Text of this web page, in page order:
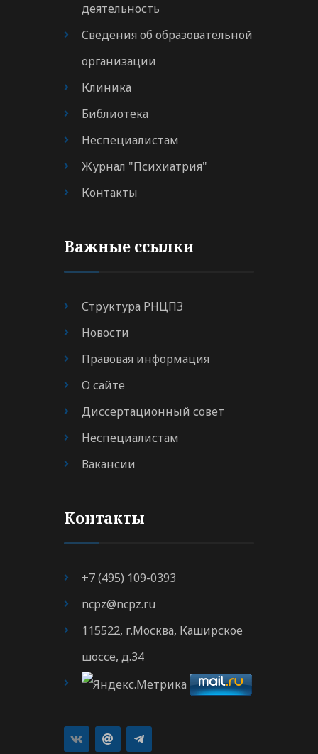
деятельность
Сведения об образовательной
организации
Клиника
Библиотека
Неспециалистам
Журнал "Психиатрия"
Контакты
Важные ссылки
Структура РНЦПЗ
Новости
Правовая информация
О сайте
Диссертационный совет
Неспециалистам
Вакансии
Контакты
+7 (495) 109-0393
ncpz@ncpz.ru
115522, г.Москва, Каширское
шоссе, д.34